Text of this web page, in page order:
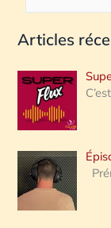
c
e
r
c
h
e
Articles